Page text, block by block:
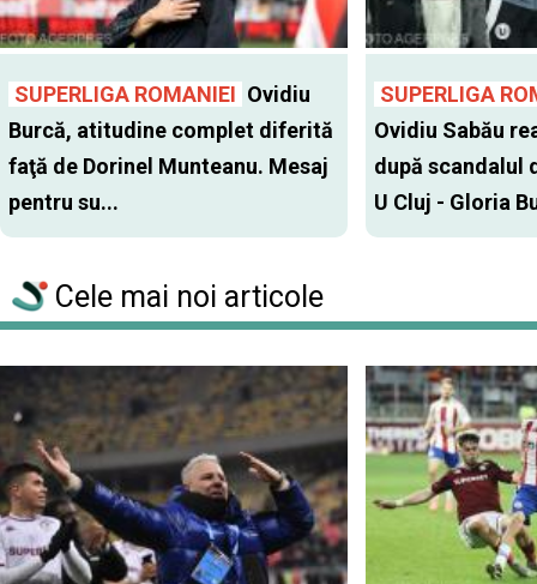
SUPERLIGA ROMANIEI Ovidiu
Burcă, atitudine complet diferită
faţă de Dorinel Munteanu. Mesaj
pentru su...
SUPERLIGA
Ovidiu Sabău
după scandalul
U Cluj - Gloria
Cele mai noi articole